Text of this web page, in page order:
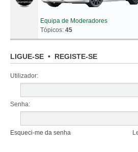
Equipa de Moderadores
Tópicos: 45
LIGUE-SE • REGISTE-SE
Utilizador:
Senha:
Esqueci-me da senha